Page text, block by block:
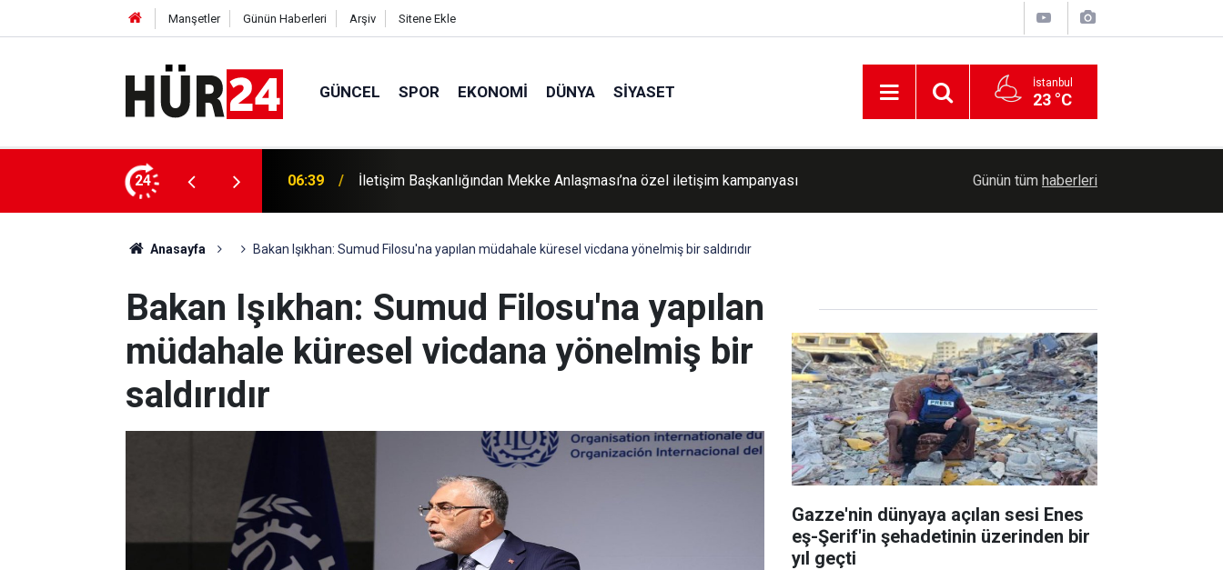
Manşetler Günün Haberleri Arşiv Sitene Ekle
GÜNCEL SPOR EKONOMI DÜNYA SIYASET İstanbul
23 °C
24
özel iletişim kampanyası 06:19
Dünya Müslüman Alimler Birliği: Mekke Ortak Savunma Anlaşması'na diğer
Müslüman ülkeler de katılmalı
yardımlardan çok daha ağırdır"
Günün tüm haberleri
Anasayfa Bakan Işıkhan: Sumud Filosu'na yapılan müdahale küresel vicdana yönelmiş bir saldırıdır
Bakan Işıkhan: Sumud Filosu'na yapılan
müdahale küresel vicdana yönelmiş bir
saldırıdır
Gazze'nin dünyaya açılan sesi Enes
eş-Şerif'in şehadetinin üzerinden bir
yıl geçti